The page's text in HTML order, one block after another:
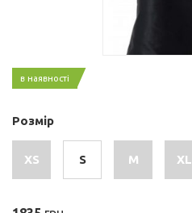
в наявності
Розмір
XS S M XL